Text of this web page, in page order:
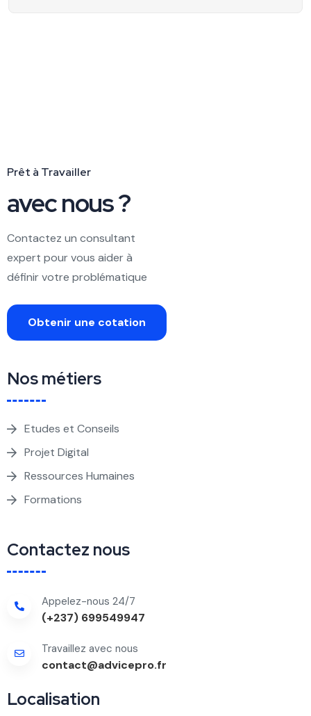
Prêt à Travailler
avec nous ?
Contactez un consultant
expert pour vous aider à
définir votre problématique
Obtenir une cotation
Nos métiers
Etudes et Conseils
Projet Digital
Ressources Humaines
Formations
Contactez nous
Appelez-nous 24/7
(+237) 699549947
Travaillez avec nous
contact@advicepro.fr
Localisation